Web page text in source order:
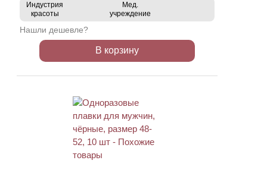
Индустрия
красоты
Мед.
учреждение
Нашли дешевле?
В корзину